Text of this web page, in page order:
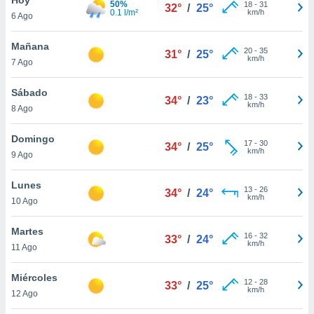
en
más
nuestra
de
cookies
aceptar
6 Ago
50%
0.1 l/m²
32° / 25° 18- 31
km/h
Mañana
7 Ago
31° / 25° 20- 35
km/h
Sábado
8 Ago
34° / 23° 18- 33
km/h
Domingo
9 Ago
34° / 25° 17- 30
km/h
Lunes
10 Ago
34° / 24° 13- 26
km/h
Martes
11 Ago
33° / 24° 16- 32
km/h
Miércoles
12 Ago
33° / 25° 12- 28
km/h